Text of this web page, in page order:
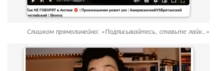
Слишком прямолинейно: «Подписывайтесь, ставьте лайк..»